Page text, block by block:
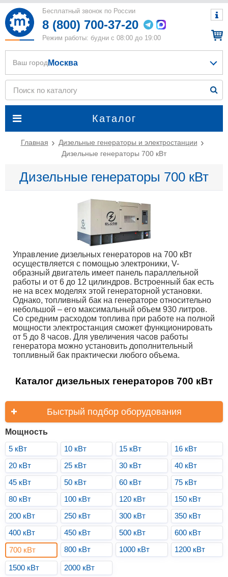
Бесплатный звонок по России
8 (800) 700-37-20
Режим работы: будни с 08:00 до 19:00
Каталог
Ваш город Москва
Главная
Дизельные генераторы и электростанции
Дизельные генераторы 700 кВт
Дизельные генераторы 700 кВт
Управление дизельных генераторов на 700 кВт
осуществляется с помощью электроники, V-
образный двигатель имеет панель параллельной
работы и от 6 до 12 цилиндров. Встроенный бак есть
не на всех моделях этой генераторной установки.
Однако, топливный бак на генераторе относительно
небольшой – его максимальный объем 930 литров.
Со средним расходом топлива при работе на полной
мощности электростанция сможет функционировать
от 5 до 8 часов. Для увеличения часов работы
генератора можно установить дополнительный
топливный бак практически любого объема.
Каталог дизельных генераторов 700 кВт
Быстрый подбор оборудования
Мощность
5 кВт
10 кВт 15 кВт
16 кВт
20 кВт
25 кВт 30 кВт
40 кВт
45 кВт
50 кВт 60 кВт
75 кВт
80 кВт
100 кВт 120 кВт
150 кВт
200 кВт
250 кВт 300 кВт
350 кВт
400 кВт
450 кВт 500 кВт
600 кВт
700 кВт
800 кВт 1000 кВт 1200 кВт
1500 кВт 2000 кВт